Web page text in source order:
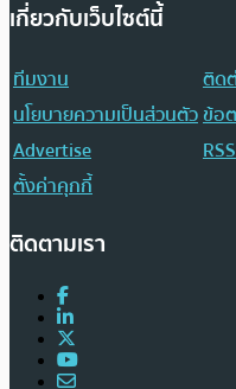
เกี่ยวกับเว็บไซต์นี้
ทีมงาน
ติด
นโยบายความเป็นส่วนตัวข้อ
Advertise
RSS
ตั้งค่าคุกกี้
ติดตามเรา